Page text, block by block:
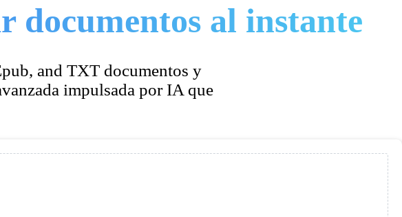
documentos al instante
and TXT documentos y
impulsada por IA que